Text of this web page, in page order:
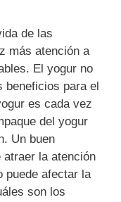
de las
más atención a
El yogur no
beneficios para el
es cada vez
del yogur
Un buen
atraer la atención
puede afectar la
son los